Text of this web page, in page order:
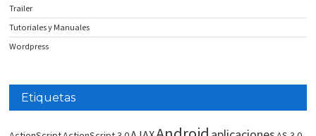
Trailer
Tutoriales y Manuales
Wordpress
Etiquetas